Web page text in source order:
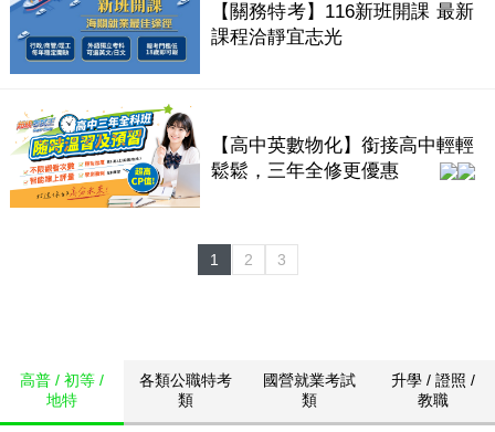
【關務特考】116新班開課 最新
課程洽靜宜志光
【高中英數物化】銜接高中輕輕
鬆鬆，三年全修更優惠
1 2 3
高普 / 初等 /
地特
各類公職特考
類
國營就業考試
類
升學 / 證照 /
教職